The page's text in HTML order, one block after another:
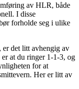
av HLR, både
I disse
forholde seg i ulike
det litt avhengig av
at du ringer 1-1-3, og
for at
Her er litt av